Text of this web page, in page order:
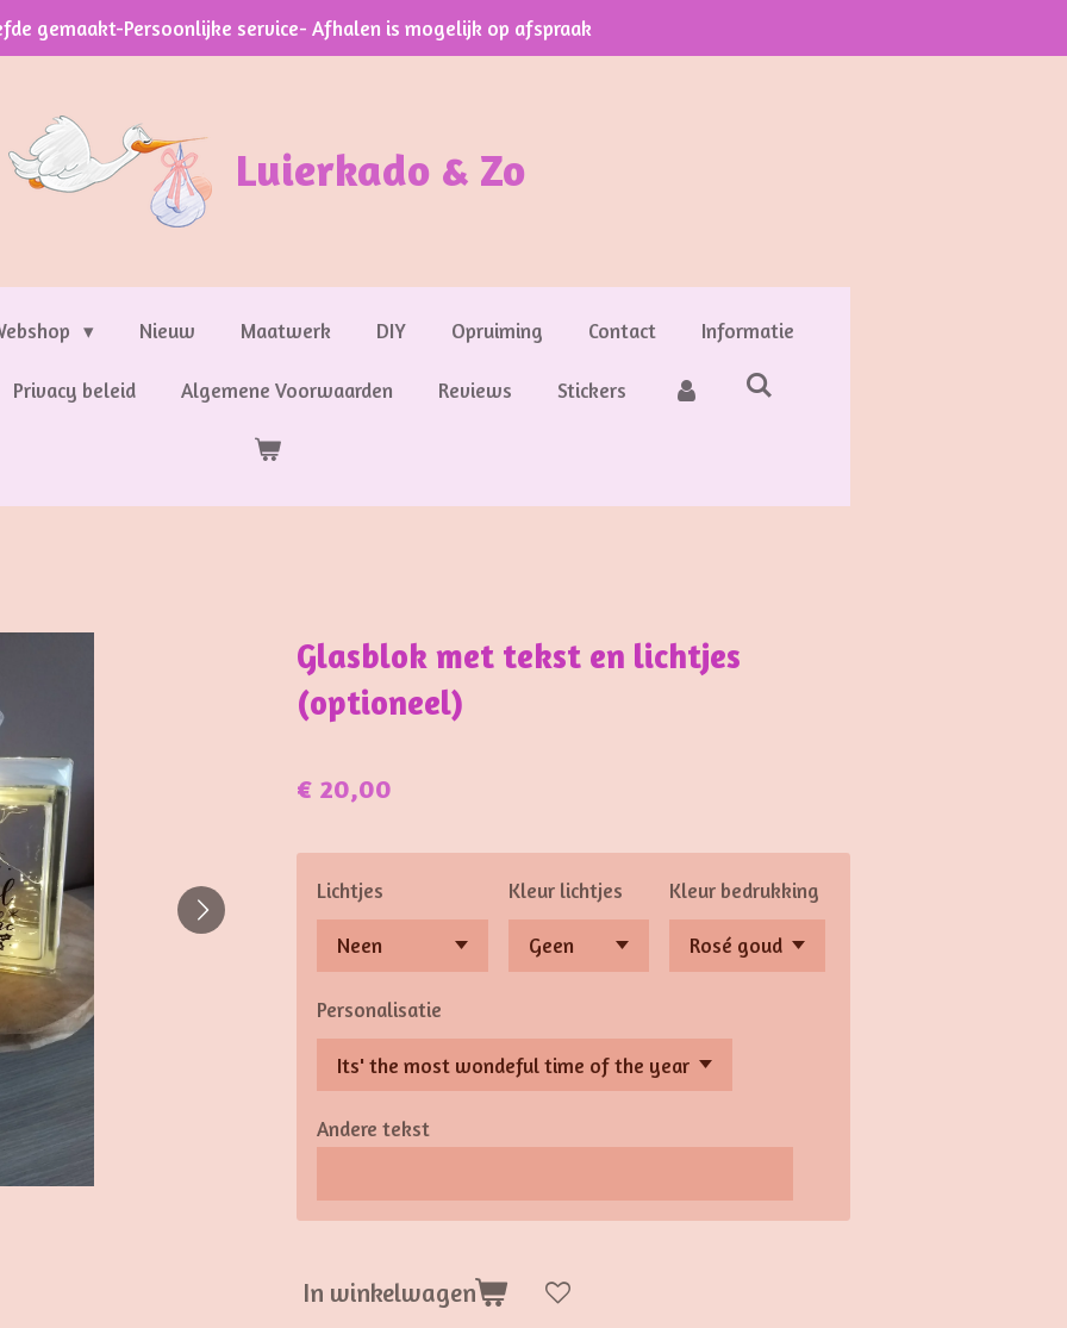
gemaakt-Persoonlijke service- Afhalen is mogelijk op afspraak
Luierkado & Zo
Nieuw Maatwerk DIY Opruiming Contact Informatie
Privacy beleid Algemene Voorwaarden Reviews Stickers
Glasblok met tekst en lichtjes
(optioneel)
€ 20,00
Lichtjes Kleur lichtjes Kleur bedrukking
Personalisatie
Andere tekst
In winkelwagen